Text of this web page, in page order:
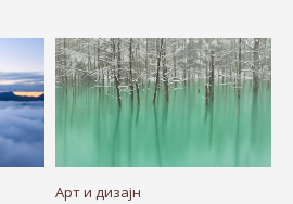
Арт и дизајн